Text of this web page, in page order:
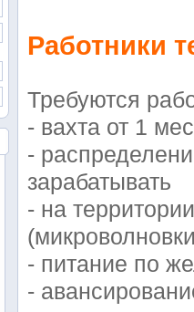
Работники
Требуются
- вахта от 1
-
зарабатывать
- на
- питание по
-